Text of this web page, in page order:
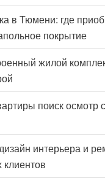
в Тюмени: где
покрытие
жилой
поиск осмотр
интерьера и